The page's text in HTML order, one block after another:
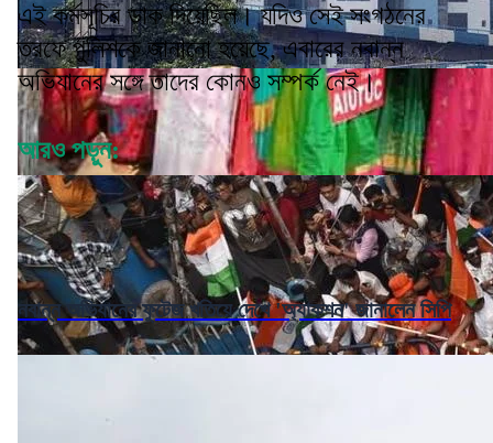
এই কর্মসূচির ডাক দিয়েছিল। যদিও সেই সংগঠনের
তরফে পুলিশকে জানানো হয়েছে, এবারের নবান্ন
অভিযানের সঙ্গে তাদের কোনও সম্পর্ক নেই।
আরও পড়ুন:
নবান্ন অভিযানের ফুটেজ খতিয়ে দেখে 'অ্যাকশন' জানালেন সিপি